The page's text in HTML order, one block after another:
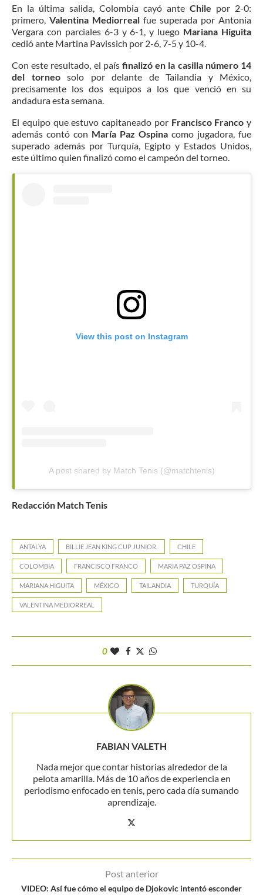
En la última salida, Colombia cayó ante Chile por 2-0:
primero, Valentina Mediorreal fue superada por Antonia
Vergara con parciales 6-3 y 6-1, y luego Mariana Higuita
cedió ante Martina Pavissich por 2-6, 7-5 y 10-4.
Con este resultado, el país finalizó en la casilla número 14
del torneosolo por delante de Tailandia y México,
precisamente los dos equipos a los que venció en su
andadura esta semana.
El equipo que estuvo capitaneado por Francisco Franco y
además contó con María Paz Ospina como jugadora, fue
superado además por Turquía, Egipto y Estados Unidos,
este último quien finalizó como el campeón del torneo.
View this post on Instagram
A post shared by Match Tenis (@matchtenis)
Redacción Match Tenis
ANTALYA BILLIE JEAN KING CUP JUNIOR. CHILE
COLOMBIA FRANCISCO FRANCO MARIA PAZ OSPINA
MARIANA HIGUITA MÉXICO TAILANDIA TURQUÍA
VALENTINA MEDIORREAL
0
FABIAN VALETH
Nada mejor que contar historias alrededor de la
pelota amarilla. Más de 10 años de experiencia en
periodismo enfocado en tenis, pero cada día sumando
aprendizaje.
Post anterior
VIDEO: Así fue cómo el equipo de Djokovic intentó esconder